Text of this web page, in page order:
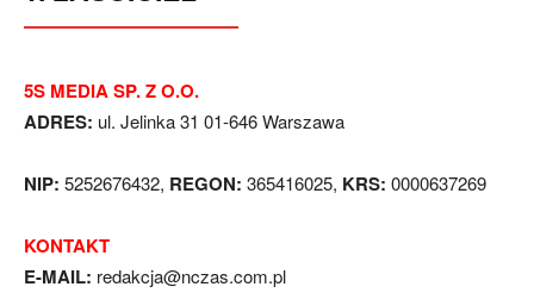
5S MEDIA SP. Z O.O.
ADRES: ul. Jelinka 31 01-646 Warszawa
NIP: 5252676432, REGON: 365416025, KRS: 0000637269
KONTAKT
E-MAIL: redakcja@nczas.com.pl